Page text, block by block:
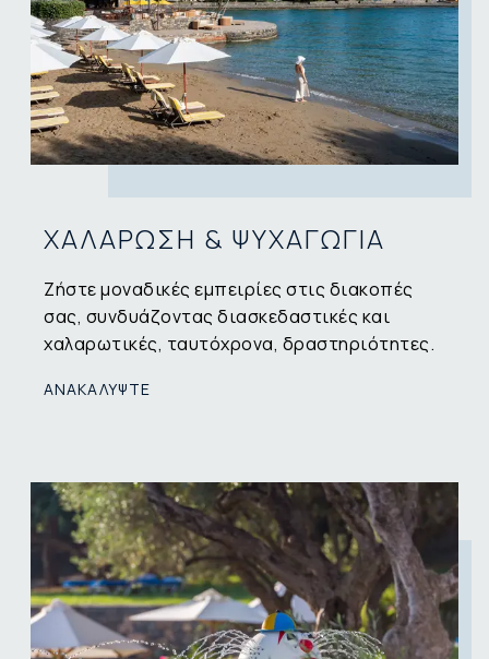
ΧΑΛΑΡΩΣΗ & ΨΥΧΑΓΩΓΙΑ
Ζήστε μοναδικές εμπειρίες στις διακοπές
σας, συνδυάζοντας διασκεδαστικές και
χαλαρωτικές, ταυτόχρονα, δραστηριότητες.
ΑΝΑΚΑΛΥΨΤΕ